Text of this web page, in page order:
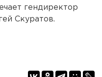
гендиректор
Скуратов.